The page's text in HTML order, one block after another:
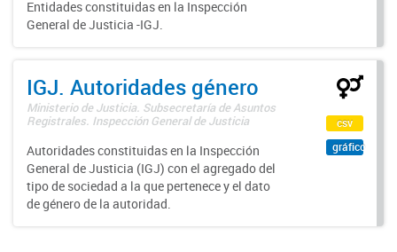
Entidades constituidas en la Inspección
General de Justicia -IGJ.
IGJ. Autoridades género
Ministerio de Justicia. Subsecretaría de Asuntos
Registrales. Inspección General de Justicia
Autoridades constituidas en la Inspección
General de Justicia (IGJ) con el agregado del
tipo de sociedad a la que pertenece y el dato
de género de la autoridad.
csv
gráfico